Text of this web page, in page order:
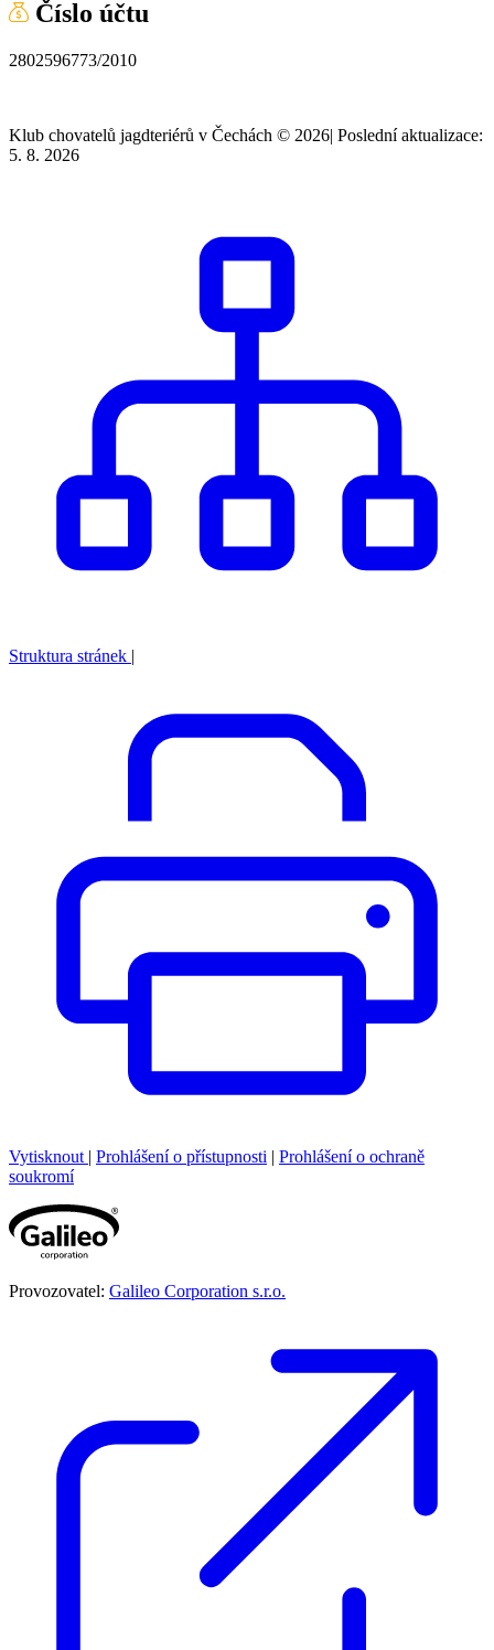
Číslo účtu
2802596773/2010
Klub chovatelů jagdteriérů v Čechách © 2026| Poslední aktualizace:
5. 8. 2026
Struktura stránek |
Vytisknout | Prohlášení o přístupnosti | Prohlášení o ochraně
soukromí
Provozovatel: Galileo Corporation s.r.o.